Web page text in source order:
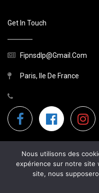
Get In Touch
Fipnsdlp@gmail.com
Paris, Ile De France
Nous utilisons des
expérience sur notre site
site, nous